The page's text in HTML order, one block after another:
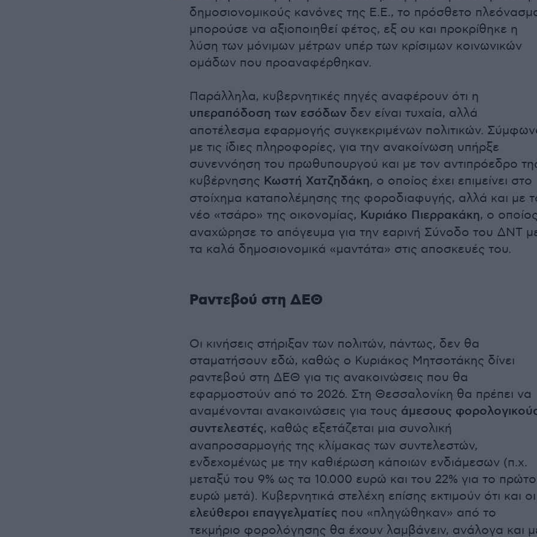
δημοσιονομικούς κανόνες της Ε.Ε., το πρόσθετο
μπορούσε να αξιοποιηθεί φέτος, εξ ου και προκρίθηκε η
λύση των μόνιμων μέτρων υπέρ των κρίσιμων κοινωνικών
ομάδων που προαναφέρθηκαν.
Παράλληλα, κυβερνητικές πηγές αναφέρουν ότι η
υπεραπόδοση των εσόδων δεν είναι τυχαία, αλλά
αποτέλεσμα εφαρμογής συγκεκριμένων πολιτικών.
με τις ίδιες πληροφορίες, για την ανακοίνωση υπήρξε
συνεννόηση του πρωθυπουργού και με τον αντιπρόεδρο
κυβέρνησης Κωστή Χατζηδάκη, ο οποίος έχει επιμείνει στο
στοίχημα καταπολέμησης της φοροδιαφυγής, αλλά και με
νέο «τσάρο» της οικονομίας, Κυριάκο Πιερρακάκη, ο
αναχώρησε το απόγευμα για την εαρινή Σύνοδο του ΔΝΤ
τα καλά δημοσιονομικά «μαντάτα» στις αποσκευές του.
Ραντεβού στη ΔΕΘ
Οι κινήσεις στήριξαν των πολιτών, πάντως, δεν θα
σταματήσουν εδώ, καθώς ο Κυριάκος Μητσοτάκης δίνει
ραντεβού στη ΔΕΘ για τις ανακοινώσεις που θα
εφαρμοστούν από το 2026. Στη Θεσσαλονίκη θα πρέπει να
αναμένονται ανακοινώσεις για τους άμεσους
συντελεστές, καθώς εξετάζεται μια συνολική
αναπροσαρμογής της κλίμακας των συντελεστών,
ενδεχομένως με την καθιέρωση κάποιων ενδιάμεσων (π.χ.
μεταξύ του 9% ως τα 10.000 ευρώ και του 22% για το πρώτο
ευρώ μετά). Κυβερνητικά στελέχη επίσης εκτιμούν ότι και οι
ελεύθεροι επαγγελματίες που «πληγώθηκαν» από το
τεκμήριο φορολόγησης θα έχουν λαμβάνειν, ανάλογα και